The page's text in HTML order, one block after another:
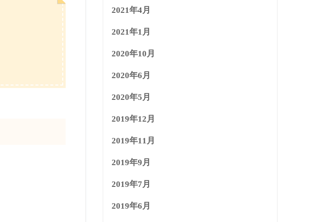
2021年4月
2021年1月
2020年10月
2020年6月
2020年5月
2019年12月
2019年11月
2019年9月
2019年7月
2019年6月